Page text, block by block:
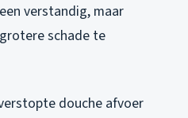
verstandig, maar
schade te
douche afvoer